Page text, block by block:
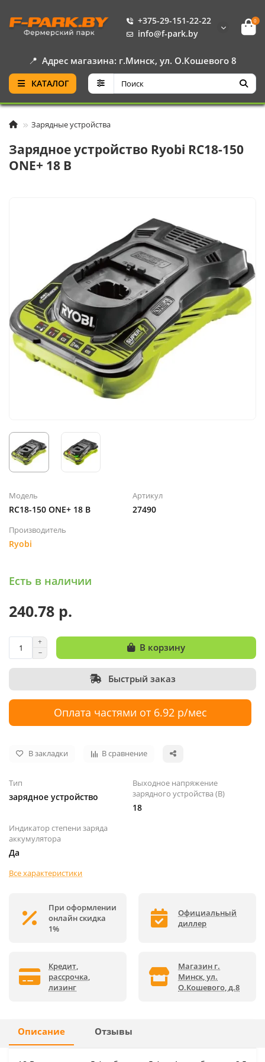
+375-29-151-22-22
info@f-park.by
0
📍 Адрес магазина: г.Минск, ул. О.Кошевого 8
КАТАЛОГ
Зарядные устройства
Зарядное устройство Ryobi RC18-150
ONE+ 18 B
Модель
RC18-150 ONE+ 18 B
Артикул
27490
Производитель
Ryobi
Есть в наличии
240.78 р.
В корзину
Быстрый заказ
Оплата частями от 6.92 р/мес
В закладки В сравнение
Тип
зарядное устройство
Выходное напряжение
зарядного устройства (В)
18
Индикатор степени заряда
аккумулятора
Да
Все характеристики
При оформлении
онлайн скидка
1%
Официальный
диллер
Кредит,
рассрочка,
лизинг
Магазин г.
Минск, ул.
О.Кошевого, д.8
Описание Отзывы